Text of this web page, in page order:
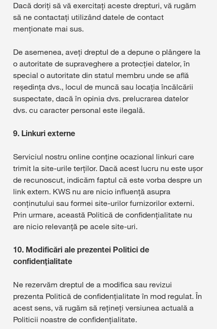
Dacă doriți să vă exercitați aceste drepturi, vă rugăm
să ne contactați utilizând datele de contact
menționate mai sus.
De asemenea, aveți dreptul de a depune o plângere la
o autoritate de supraveghere a protecției datelor, în
special o autoritate din statul membru unde se află
reședința dvs., locul de muncă sau locația încălcării
suspectate, dacă în opinia dvs. prelucrarea datelor
dvs. cu caracter personal este ilegală.
9. Linkuri externe
Serviciul nostru online conține ocazional linkuri care
trimit la site-urile terților. Dacă acest lucru nu este ușor
de recunoscut, indicăm faptul că este vorba despre un
link extern. KWS nu are nicio influență asupra
conținutului sau formei site-urilor furnizorilor externi.
Prin urmare, această Politică de confidențialitate nu
are nicio relevanță pe acele site-uri.
10. Modificări ale prezentei Politici de
confidențialitate
Ne rezervăm dreptul de a modifica sau revizui
prezenta Politică de confidențialitate în mod regulat. În
acest sens, vă rugăm să rețineți versiunea actuală a
Politicii noastre de confidențialitate.